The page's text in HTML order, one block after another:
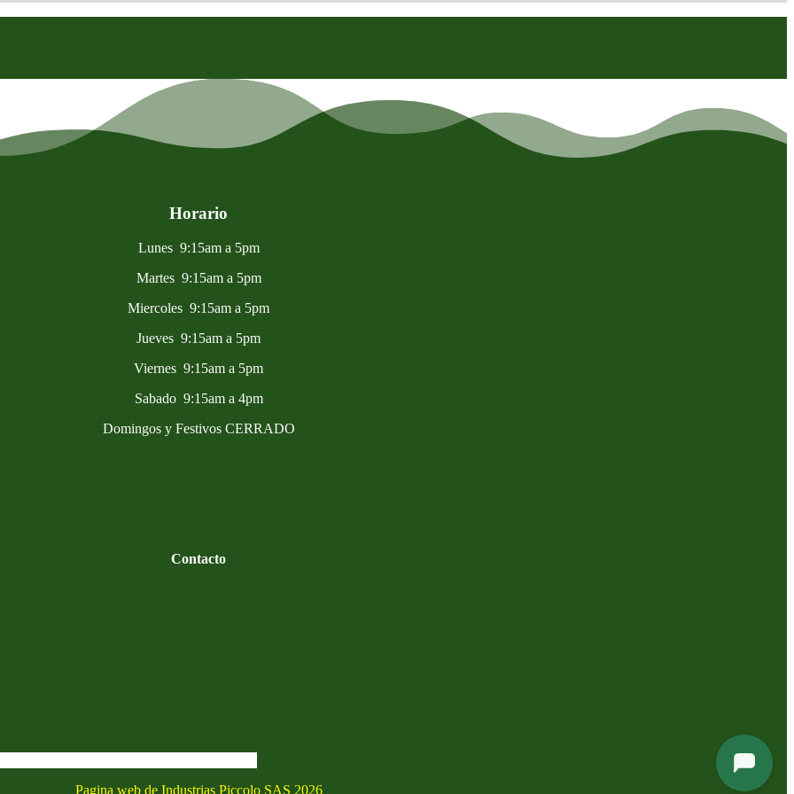
Horario
Lunes 9:15am a 5pm
Martes 9:15am a 5pm
Miercoles 9:15am a 5pm
Jueves 9:15am a 5pm
Viernes 9:15am a 5pm
Sabado 9:15am a 4pm
Domingos y Festivos CERRADO
Contacto
Pagina web de Industrias Piccolo SAS 2026